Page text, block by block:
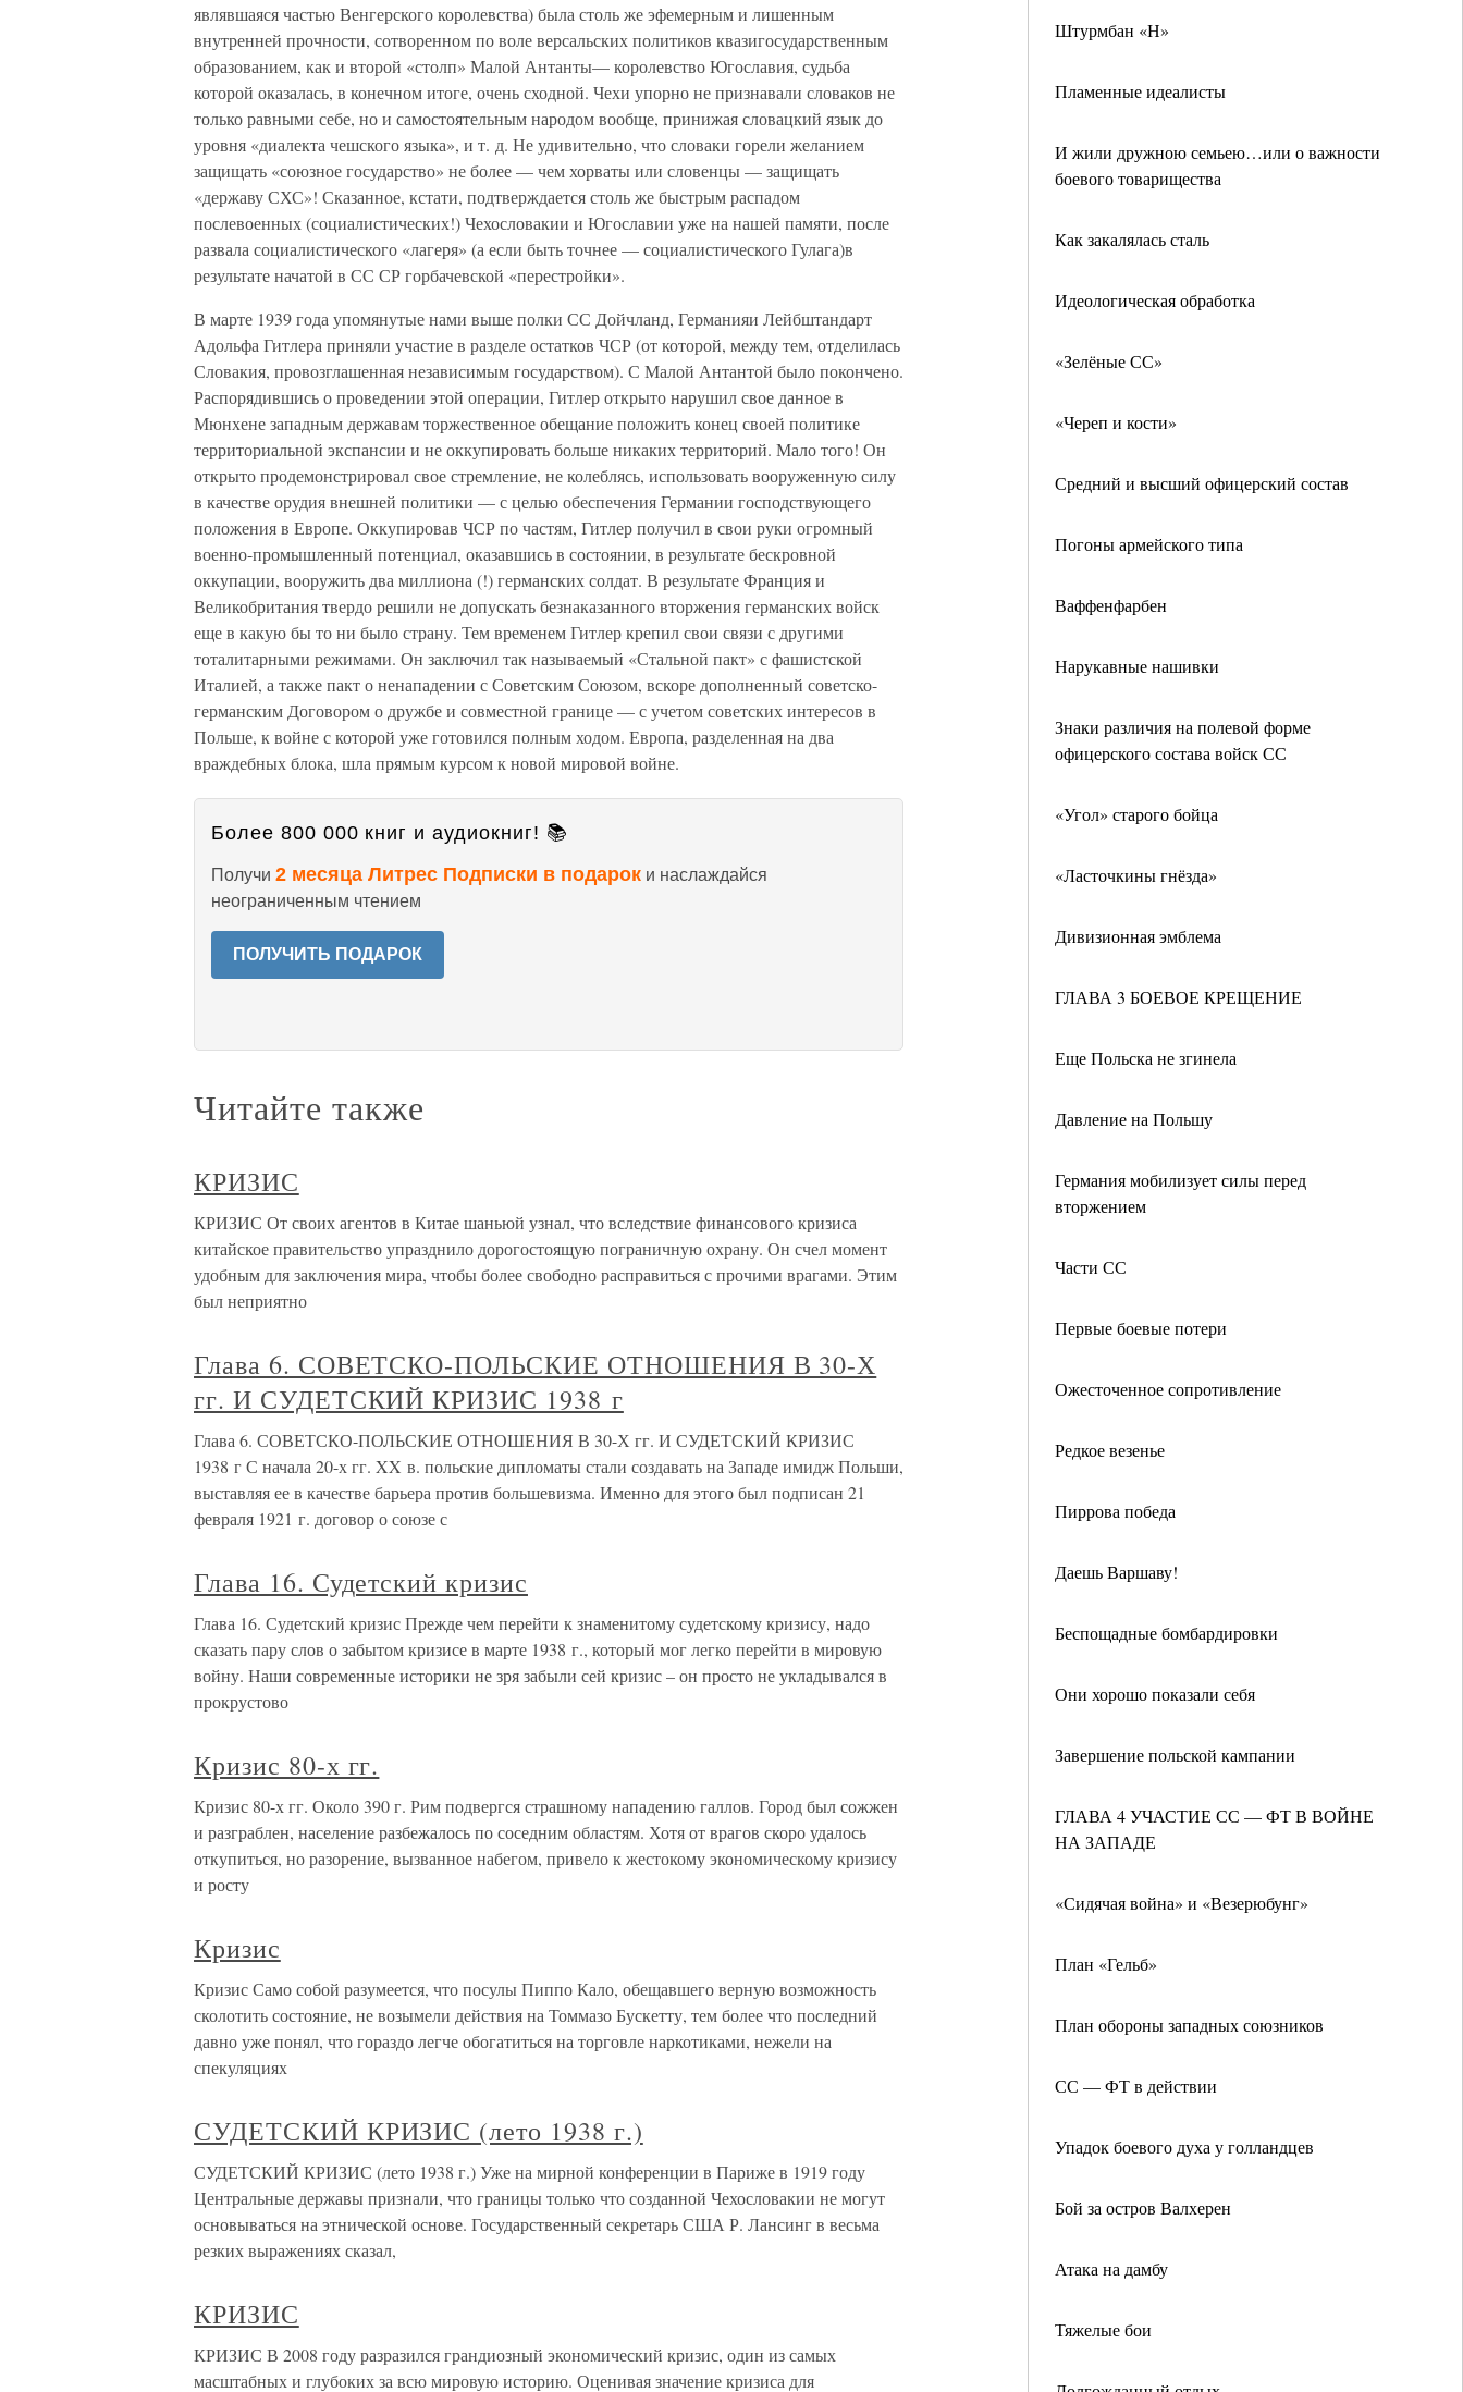
Штурмбан «Н»
Пламенные идеалисты
И жили дружною семьею…или о важности
боевого товарищества
Как закалялась сталь
Идеологическая обработка
«Зелёные СС»
«Череп и кости»
Средний и высший офицерский состав
Погоны армейского типа
Ваффенфарбен
Нарукавные нашивки
Знаки различия на полевой форме
офицерского состава войск СС
«Угол» старого бойца
«Ласточкины гнёзда»
Дивизионная эмблема
ГЛАВА 3 БОЕВОЕ КРЕЩЕНИЕ
Еще Польска не згинела
Давление на Польшу
Германия мобилизует силы перед
вторжением
Части СС
Первые боевые потери
Ожесточенное сопротивление
Редкое везенье
Пиррова победа
Даешь Варшаву!
Беспощадные бомбардировки
Они хорошо показали себя
Завершение польской кампании
ГЛАВА 4 УЧАСТИЕ СС — ФТ В ВОЙНЕ
НА ЗАПАДЕ
«Сидячая война» и «Везерюбунг»
План «Гельб»
План обороны западных союзников
СС — ФТ в действии
Упадок боевого духа у голландцев
Бой за остров Валхерен
Атака на дамбу
Тяжелые бои
являвшаяся частью Венгерского королевства) была столь же эфемерным и лишенным
внутренней прочности, сотворенном по воле версальских политиков квазигосударственным
образованием, как и второй «столп» Малой Антанты— королевство Югославия, судьба
которой оказалась, в конечном итоге, очень сходной. Чехи упорно не признавали словаков не
только равными себе, но и самостоятельным народом вообще, принижая словацкий язык до
уровня «диалекта чешского языка», и т. д. Не удивительно, что словаки горели желанием
защищать «союзное государство» не более — чем хорваты или словенцы — защищать
«державу СХС»! Сказанное, кстати, подтверждается столь же быстрым распадом
послевоенных (социалистических!) Чехословакии и Югославии уже на нашей памяти, после
развала социалистического «лагеря» (а если быть точнее — социалистического Гулага)в
результате начатой в СС СР горбачевской «перестройки».
В марте 1939 года упомянутые нами выше полки СС Дойчланд, Германияи Лейбштандарт
Адольфа Гитлера приняли участие в разделе остатков ЧСР (от которой, между тем, отделилась
Словакия, провозглашенная независимым государством). С Малой Антантой было покончено.
Распорядившись о проведении этой операции, Гитлер открыто нарушил свое данное в
Мюнхене западным державам торжественное обещание положить конец своей политике
территориальной экспансии и не оккупировать больше никаких территорий. Мало того! Он
открыто продемонстрировал свое стремление, не колеблясь, использовать вооруженную силу
в качестве орудия внешней политики — с целью обеспечения Германии господствующего
положения в Европе. Оккупировав ЧСР по частям, Гитлер получил в свои руки огромный
военно-промышленный потенциал, оказавшись в состоянии, в результате бескровной
оккупации, вооружить два миллиона (!) германских солдат. В результате Франция и
Великобритания твердо решили не допускать безнаказанного вторжения германских войск
еще в какую бы то ни было страну. Тем временем Гитлер крепил свои связи с другими
тоталитарными режимами. Он заключил так называемый «Стальной пакт» с фашистской
Италией, а также пакт о ненападении с Советским Союзом, вскоре дополненный советско-
германским Договором о дружбе и совместной границе — с учетом советских интересов в
Польше, к войне с которой уже готовился полным ходом. Европа, разделенная на два
враждебных блока, шла прямым курсом к новой мировой войне.
Более 800 000 книг и аудиокниг! 📚
Получи 2 месяца Литрес Подписки в подарок и наслаждайся
неограниченным чтением
ПОЛУЧИТЬ ПОДАРОК
Читайте также
КРИЗИС
КРИЗИС От своих агентов в Китае шаньюй узнал, что вследствие финансового кризиса
китайское правительство упразднило дорогостоящую пограничную охрану. Он счел момент
удобным для заключения мира, чтобы более свободно расправиться с прочими врагами. Этим
был неприятно
Глава 6. СОВЕТСКО-ПОЛЬСКИЕ ОТНОШЕНИЯ В 30-Х
гг. И СУДЕТСКИЙ КРИЗИС 1938 г
Глава 6. СОВЕТСКО-ПОЛЬСКИЕ ОТНОШЕНИЯ В 30-Х гг. И СУДЕТСКИЙ КРИЗИС
1938 г С начала 20-х гг. XX в. польские дипломаты стали создавать на Западе имидж Польши,
выставляя ее в качестве барьера против большевизма. Именно для этого был подписан 21
февраля 1921 г. договор о союзе с
Глава 16. Судетский кризис
Глава 16. Судетский кризис Прежде чем перейти к знаменитому судетскому кризису, надо
сказать пару слов о забытом кризисе в марте 1938 г., который мог легко перейти в мировую
войну. Наши современные историки не зря забыли сей кризис – он просто не укладывался в
прокрустово
Кризис 80-х гг.
Кризис 80-х гг. Около 390 г. Рим подвергся страшному нападению галлов. Город был сожжен
и разграблен, население разбежалось по соседним областям. Хотя от врагов скоро удалось
откупиться, но разорение, вызванное набегом, привело к жестокому экономическому кризису
и росту
Кризис
Кризис Само собой разумеется, что посулы Пиппо Кало, обещавшего верную возможность
сколотить состояние, не возымели действия на Томмазо Бускетту, тем более что последний
давно уже понял, что гораздо легче обогатиться на торговле наркотиками, нежели на
спекуляциях
СУДЕТСКИЙ КРИЗИС (лето 1938 г.)
СУДЕТСКИЙ КРИЗИС (лето 1938 г.) Уже на мирной конференции в Париже в 1919 году
Центральные державы признали, что границы только что созданной Чехословакии не могут
основываться на этнической основе. Государственный секретарь США Р. Лансинг в весьма
резких выражениях сказал,
КРИЗИС
КРИЗИС В 2008 году разразился грандиозный экономический кризис, один из самых
масштабных и глубоких за всю мировую историю. Оценивая значение кризиса для